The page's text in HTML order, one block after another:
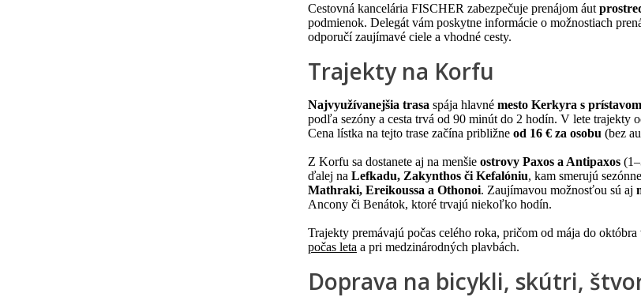
Cestovná kancelária FISCHER zabezpečuje prenájom áut
podmienok. Delegát vám poskytne informácie o možnostiach
odporučí zaujímavé ciele a vhodné cesty.
Trajekty na Korfu
Najvyužívanejšia trasa spája hlavné mesto Kerkyra s
podľa sezóny a cesta trvá od 90 minút do 2 hodín. V lete trajekty
Cena lístka na tejto trase začína približne od 16 € za osobu (bez
Z Korfu sa dostanete aj na menšie ostrovy Paxos a Antipaxos
ďalej na Lefkadu, Zakynthos či Kefalóniu, kam smerujú
Mathraki, Ereikoussa a Othonoi. Zaujímavou možnosťou sú aj
Ancony či Benátok, ktoré trvajú niekoľko hodín.
Trajekty premávajú počas celého roka, pričom od mája do
počas leta a pri medzinárodných plavbách.
Doprava na bicykli, skútri,